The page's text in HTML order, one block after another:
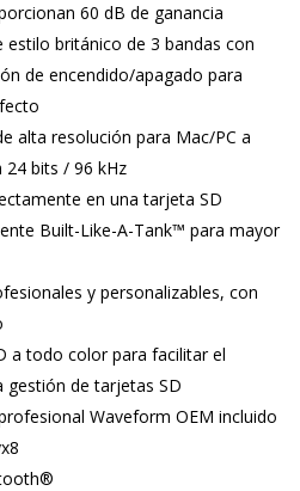
60 dB de ganancia
estilo británico de 3 bandas con
de encendido/apagado para
alta resolución para Mac/PC a
24 bits / 96 kHz
en una tarjeta SD
Built-Like-A-Tank™ para mayor
y personalizables, con
a todo color para facilitar el
de tarjetas SD
Waveform OEM incluido